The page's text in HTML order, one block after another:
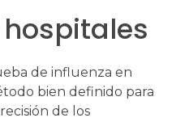
de influenza en
bien definido para
de los